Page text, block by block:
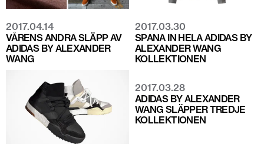
2017.04.14
VÅRENS ANDRA SLÄPP AV
ADIDAS BY ALEXANDER
WANG
2017.03.30
SPANA IN HELA ADIDAS BY
ALEXANDER WANG
KOLLEKTIONEN
2017.03.28
ADIDAS BY ALEXANDER
WANG SLÄPPER TREDJE
KOLLEKTIONEN